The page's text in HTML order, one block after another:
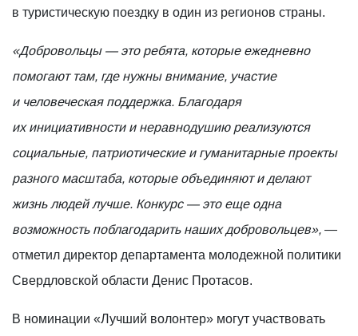
в туристическую поездку в один из регионов страны.
«Добровольцы — это ребята, которые ежедневно
помогают там, где нужны внимание, участие
и человеческая поддержка. Благодаря
их инициативности и неравнодушию реализуются
социальные, патриотические и гуманитарные проекты
разного масштаба, которые объединяют и делают
жизнь людей лучше. Конкурс — это еще одна
возможность поблагодарить наших добровольцев», —
отметил директор департамента молодежной политики
Свердловской области Денис Протасов.
В номинации «Лучший волонтер» могут участвовать